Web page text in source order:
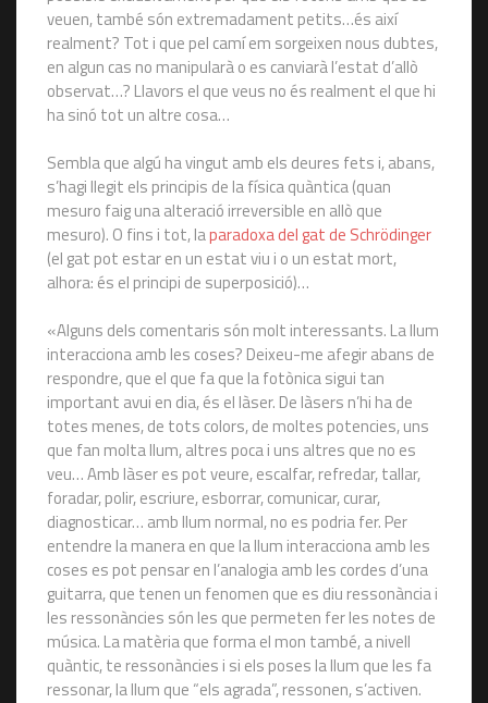
veuen, també són extremadament petits…és així
realment? Tot i que pel camí em sorgeixen nous dubtes,
en algun cas no manipularà o es canviarà l’estat d’allò
observat…? Llavors el que veus no és realment el que hi
ha sinó tot un altre cosa…
Sembla que algú ha vingut amb els deures fets i, abans,
s’hagi llegit els principis de la física quàntica (quan
mesuro faig una alteració irreversible en allò que
mesuro). O fins i tot, laparadoxa del gat de Schrödinger
(el gat pot estar en un estat viu i o un estat mort,
alhora: és el principi de superposició)…
«Alguns dels comentaris són molt interessants. La llum
interacciona amb les coses? Deixeu-me afegir abans de
respondre, que el que fa que la fotònica sigui tan
important avui en dia, és el làser. De làsers n’hi ha de
totes menes, de tots colors, de moltes potencies, uns
que fan molta llum, altres poca i uns altres que no es
veu… Amb làser es pot veure, escalfar, refredar, tallar,
foradar, polir, escriure, esborrar, comunicar, curar,
diagnosticar… amb llum normal, no es podria fer. Per
entendre la manera en que la llum interacciona amb les
coses es pot pensar en l’analogia amb les cordes d’una
guitarra, que tenen un fenomen que es diu ressonància i
les ressonàncies són les que permeten fer les notes de
música. La matèria que forma el mon també, a nivell
quàntic, te ressonàncies i si els poses la llum que les fa
ressonar, la llum que “els agrada”, ressonen, s’activen.